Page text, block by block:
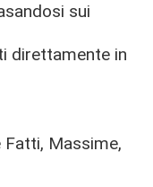
sui
direttamente in
Massime,